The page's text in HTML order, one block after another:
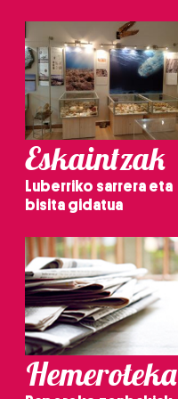
Eskaintzak
Luberriko sarrera eta
bisita gidatua
Hemeroteka